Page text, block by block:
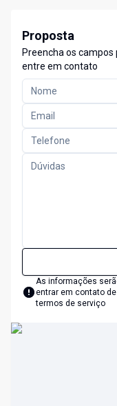
Proposta
Preencha os
entre em contato
As informações
entrar em contato
termos de serviço